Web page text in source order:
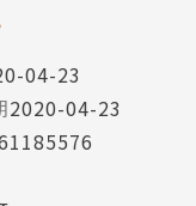
04-23
2020-04-23